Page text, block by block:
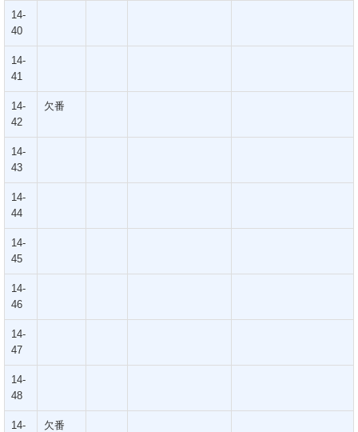
14-
40
14-
41
14-
42
欠番
14-
43
14-
44
14-
45
14-
46
14-
47
14-
48
14-
欠番